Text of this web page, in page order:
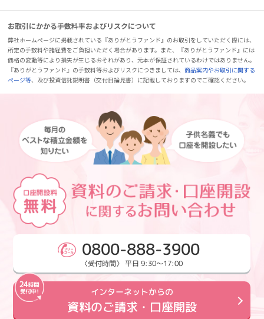
お取引にかかる手数料率およびリスクについて
弊社ホームページに掲載されている『ありがとうファンド』のお取引をしていただく際には、
所定の手数料や諸経費をご負担いただく場合があります。また、『ありがとうファンド』には
価格の変動等により損失が生じるおそれがあり、元本が保証されているわけではありません。
『ありがとうファンド』の手数料等およびリスクにつきましては、商品案内やお取引に関する
ページ等、及び投資信託説明書（交付目論見書）に記載しておりますのでご確認ください。
0800-888-3900
〈受付時間〉 平日 9:30～17:00
インターネットからの
資料のご請求・口座開設